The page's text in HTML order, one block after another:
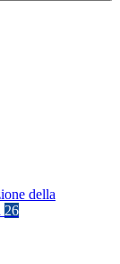
della
26